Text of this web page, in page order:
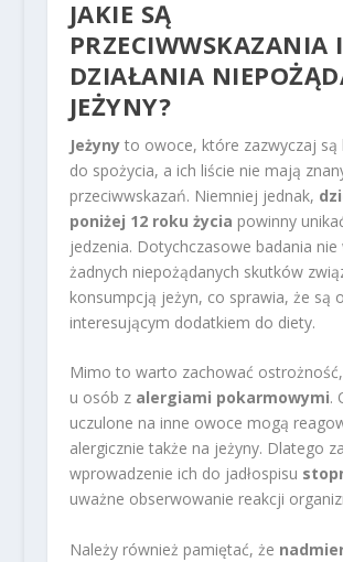
JAKIE SĄ
PRZECIWWSKAZANIA I
DZIAŁANIA
JEŻYNY?
Jeżynyto owoce, które zazwyczaj są
do spożycia, a ich liście nie mają
przeciwwskazań. Niemniej jednak,
poniżej 12 roku życia powinny
jedzenia. Dotychczasowe badania nie
żadnych niepożądanych skutków
konsumpcją jeżyn, co sprawia, że są
interesującym dodatkiem do diety.
Mimo to warto zachować ostrożność,
u osób z alergiami pokarmowymi.
uczulone na inne owoce mogą
alergicznie także na jeżyny. Dlatego
wprowadzenie ich do jadłospisu
uważne obserwowanie reakcji
Należy również pamiętać, że